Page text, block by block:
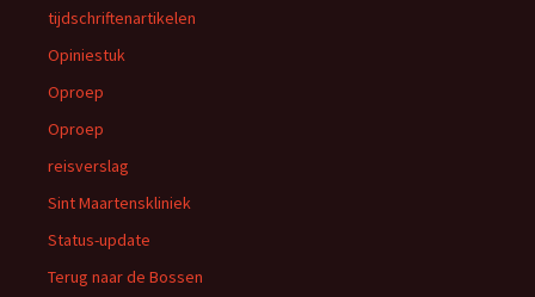
tijdschriftenartikelen
Opiniestuk
Oproep
Oproep
reisverslag
Sint Maartenskliniek
Status-update
Terug naar de Bossen